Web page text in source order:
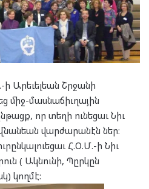
ի Արեւելեան Շրջանի
միջ-մասնաճիւղային
որ տեղի ունեցաւ Նիւ
վարժարանէն ներ։
Հ.Օ.Մ.-ի Նիւ
( Ակնունի, Պըրկըն
կողմէ: